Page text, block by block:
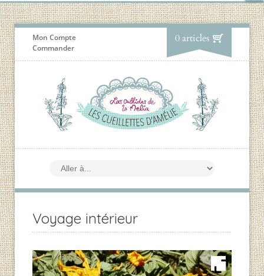
Mon Compte
Commander
0 articles
Voyage intérieur